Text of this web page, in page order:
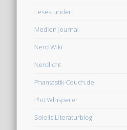
Lesestunden
Medien Journal
Nerd Wiki
Nerdlicht
Phantastik-Couch.de
Plot Whisperer
Soleils Literaturblog